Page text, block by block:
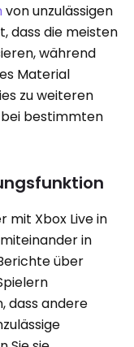
von unzulässigen
dass die meisten
während
Material
zu weiteren
bei bestimmten
mit Xbox Live in
in
über
dass andere